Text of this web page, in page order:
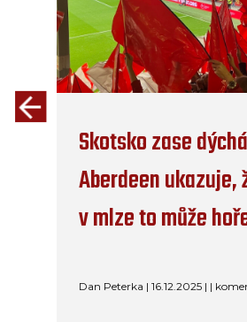
Skotsko zase
Aberdeen ukazuje,
v mlze to může
Dan Peterka | 16.12.2025 | |